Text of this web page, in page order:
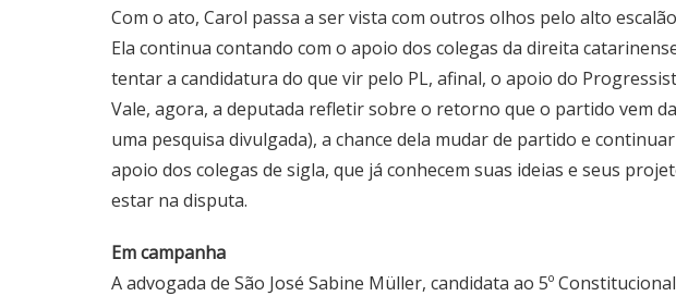
Com o ato, Carol passa a ser vista com outros olhos pelo alto
Ela continua contando com o apoio dos colegas da direita
tentar a candidatura do que vir pelo PL, afinal, o apoio do
Vale, agora, a deputada refletir sobre o retorno que o partido vem
uma pesquisa divulgada), a chance dela mudar de partido e
apoio dos colegas de sigla, que já conhecem suas ideias e seus
estar na disputa.
Em campanha
A advogada de São José Sabine Müller, candidata ao 5º